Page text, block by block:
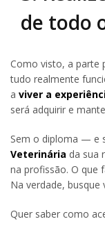
de todo
Como visto, a parte
tudo realmente
a viver a
será adquirir e
Sem o diploma — e
Veterinária da sua
na profissão. O que
Na verdade,
Quer saber como